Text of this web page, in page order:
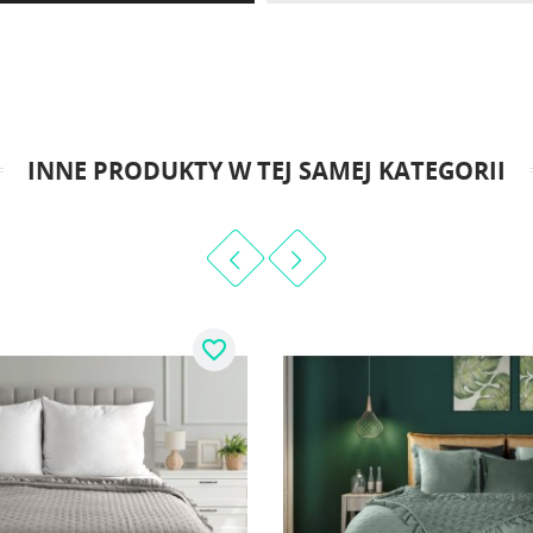
INNE PRODUKTY W TEJ SAMEJ KATEGORII
favorite_border